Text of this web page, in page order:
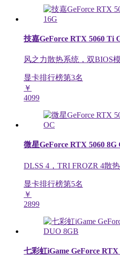
技嘉GeForce RTX 5060 Ti
风之力散热系统，双BIOS
显卡排行榜第3名
￥
4099
微星GeForce RTX 5060
DLSS 4，TRI FROZR 4散
显卡排行榜第5名
￥
2899
七彩虹iGame GeForce